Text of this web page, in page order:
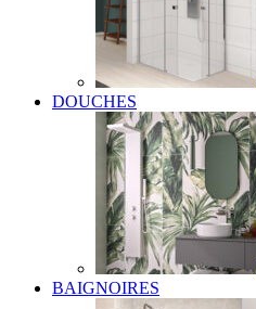
DOUCHES
BAIGNOIRES